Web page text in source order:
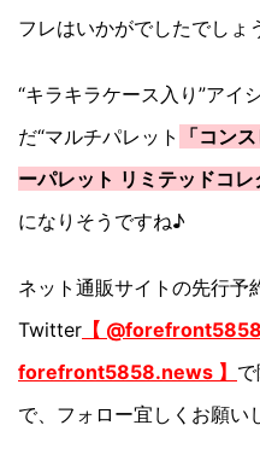
フレはいかがでしたでしょ
“キラキラケース入り”アイ
だ“マルチパレット
「コン
ーパレット リミテッドコレ
になりそうですね♪
ネット通販サイトの先行予
Twitter 【 @forefront5858
forefront5858.news 】
で、フォロー宜しくお願